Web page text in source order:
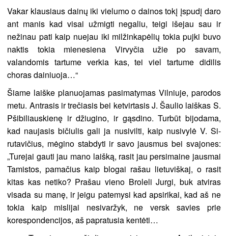
Vakar klausiaus dainų iki vielumo o dainos tokį įspudį daro
ant manis kad visai užmigti negaliu, teigi išejau sau ir
nežinau pati kaip nuejau iki milžinkapėlių tokia pujki buvo
naktis tokia mienesiena Virvyčia užie po savam,
valandomis tartume verkia kas, tei viel tartume didilis
choras dainiuoja…“
Šiame laiške planuojamas pasimatymas Vilniuje, parodos
metu. Antrasis ir trečiasis bei ketvirtasis J. Šaulio laiškas S.
Pšibiliauskienę ir džiugino, ir gąsdino. Turbūt bijodama,
kad naujasis bičiulis gali ja nusivilti, kaip nusivylė V. Si-
rutavičius, mėgino stabdyti ir savo jausmus bei svajones:
„Turejai gauti jau mano laišką, rasit jau persimaine jausmai
Tamistos, pamačius kaip blogai rašau lietuviškaj, o rasit
kitas kas netiko? Prašau vieno Broleli Jurgi, buk atviras
visada su manę, ir jeigu patemysi kad apsirikai, kad aš ne
tokia kaip mislijai nesivaržyk, ne versk savies prie
korespondencijos, aš papratusia kentėti…